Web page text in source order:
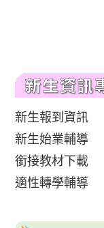
新生報到資訊
新生始業輔導
銜接教材下載
適性轉學輔導